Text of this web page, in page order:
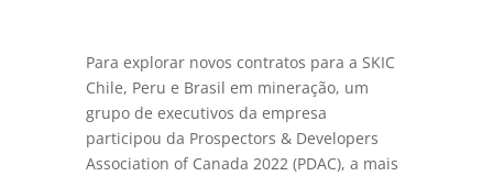
Para explorar novos contratos para a SKIC
Chile, Peru e Brasil em mineração, um
grupo de executivos da empresa
participou da Prospectors & Developers
Association of Canada 2022 (PDAC), a mais